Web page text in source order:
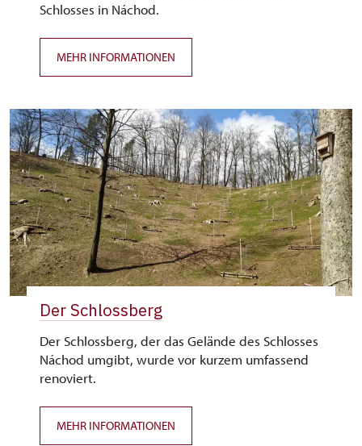
Schlosses in Náchod.
MEHR INFORMATIONEN
Der Schlossberg
Der Schlossberg, der das Gelände des Schlosses
Náchod umgibt, wurde vor kurzem umfassend
renoviert.
MEHR INFORMATIONEN